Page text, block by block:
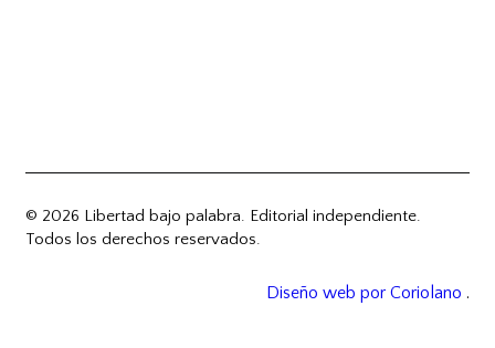
© 2026 Libertad bajo palabra. Editorial independiente.
Todos los derechos reservados.
Diseño web por Coriolano .